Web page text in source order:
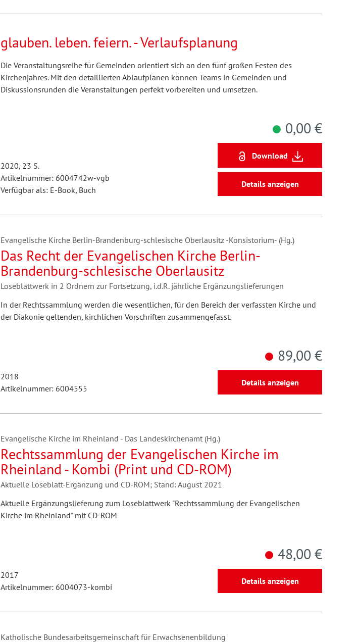
glauben. leben. feiern. - Verlaufsplanung
Die Veranstaltungsreihe für Gemeinden orientiert sich an den fünf großen Festen des
Kirchenjahres. Mit den detaillierten Ablaufplänen können Teams in Gemeinden und
Diskussionsrunden die Veranstaltungen perfekt vorbereiten und umsetzen.
2020, 23 S.
Artikelnummer: 6004742w-vgb
Verfügbar als: E-Book, Buch
0,00 €
Download
Details anzeigen
Evangelische Kirche Berlin-Brandenburg-schlesische Oberlausitz -Konsistorium- (Hg.)
Das Recht der Evangelischen Kirche Berlin-
Brandenburg-schlesische Oberlausitz
Loseblattwerk in 2 Ordnern zur Fortsetzung, i.d.R. jährliche Ergänzungslieferungen
In der Rechtssammlung werden die wesentlichen, für den Bereich der verfassten Kirche und
der Diakonie geltenden, kirchlichen Vorschriften zusammengefasst.
2018
Artikelnummer: 6004555
89,00 €
Details anzeigen
Evangelische Kirche im Rheinland - Das Landeskirchenamt (Hg.)
Rechtssammlung der Evangelischen Kirche im
Rheinland - Kombi (Print und CD-ROM)
Aktuelle Loseblatt-Ergänzung und CD-ROM; Stand: August 2021
Aktuelle Ergänzungslieferung zum Loseblattwerk "Rechtssammlung der Evangelischen
Kirche im Rheinland" mit CD-ROM
2017
Artikelnummer: 6004073-kombi
48,00 €
Details anzeigen
Katholische Bundesarbeitsgemeinschaft für Erwachsenenbildung